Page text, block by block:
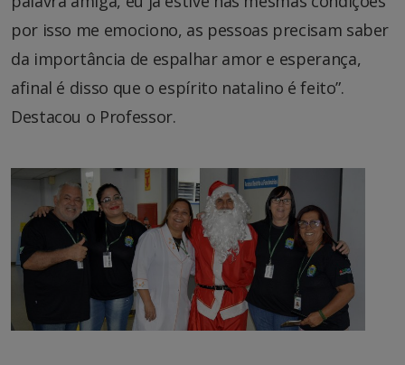
por isso me emociono, as pessoas precisam saber
da importância de espalhar amor e esperança,
afinal é disso que o espírito natalino é feito”.
Destacou o Professor.